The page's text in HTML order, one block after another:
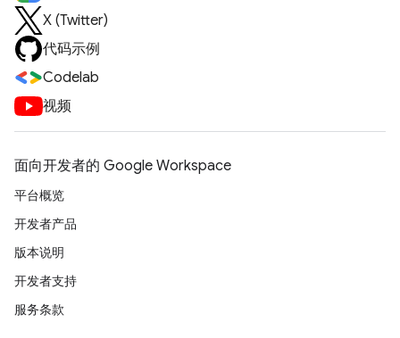
X (Twitter)
代码示例
Codelab
视频
面向开发者的 Google Workspace
平台概览
开发者产品
版本说明
开发者支持
服务条款